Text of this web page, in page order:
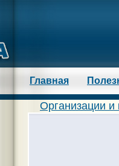
Главная
Организации и